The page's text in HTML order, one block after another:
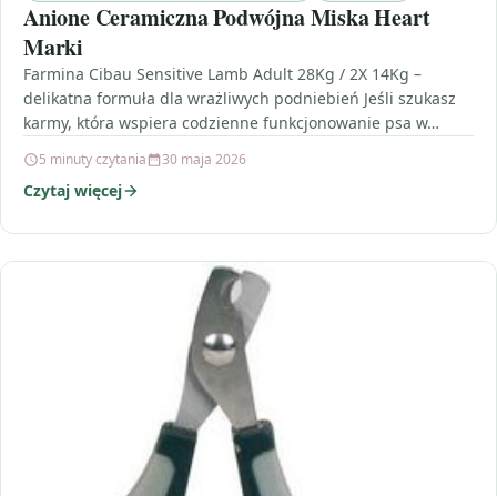
Anione Ceramiczna Podwójna Miska Heart
Marki
Farmina Cibau Sensitive Lamb Adult 28Kg / 2X 14Kg –
delikatna formuła dla wrażliwych podniebień Jeśli szukasz
karmy, która wspiera codzienne funkcjonowanie psa w…
5 minuty czytania 30 maja 2026
Czytaj więcej